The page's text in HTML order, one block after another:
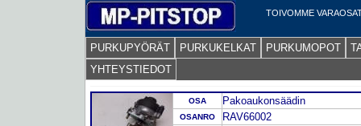
TOIVOMME
PURKUPYÖRÄT PURKUKELKAT PURKUMOPOT
YHTEYSTIEDOT
OSA Pakoaukonsäädin
OSANRO RAV66002